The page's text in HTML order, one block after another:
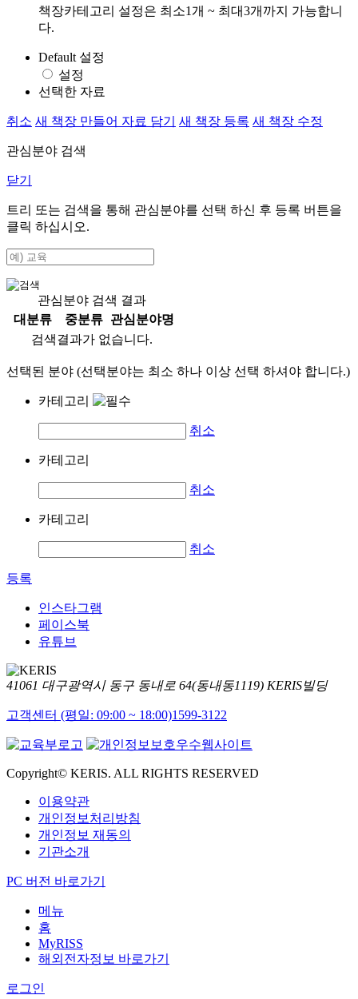
책장카테고리 설정은 최소1개 ~ 최대3개까지 가능합니
다.
Default 설정
설정
선택한 자료
취소 새 책장 만들어 자료 담기 새 책장 등록 새 책장 수정
관심분야 검색
닫기
트리 또는 검색을 통해 관심분야를 선택 하신 후 등록 버튼을
클릭 하십시오.
관심분야 검색 결과
대분류
중분류
관심분야명
검색결과가 없습니다.
선택된 분야 (선택분야는 최소 하나 이상 선택 하셔야 합니다.)
카테고리
취소
카테고리
취소
카테고리
취소
등록
인스타그램
페이스북
유튜브
41061 대구광역시 동구 동내로 64(동내동1119) KERIS빌딩
고객센터 (평일: 09:00 ~ 18:00)1599-3122
Copyright© KERIS. ALL RIGHTS RESERVED
이용약관
개인정보처리방침
개인정보 재동의
기관소개
PC 버전 바로가기
메뉴
홈
MyRISS
해외전자정보 바로가기
로그인